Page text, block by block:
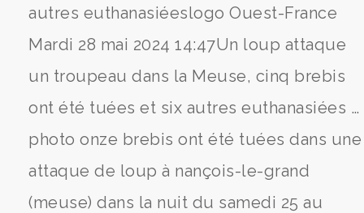
autres euthanasiéeslogo Ouest-France
Mardi 28 mai 2024 14:47Un loup attaque
un troupeau dans la Meuse, cinq brebis
ont été tuées et six autres euthanasiées …
photo onze brebis ont été tuées dans une
attaque de loup à nançois-le-grand
(meuse) dans la nuit du samedi 25 au